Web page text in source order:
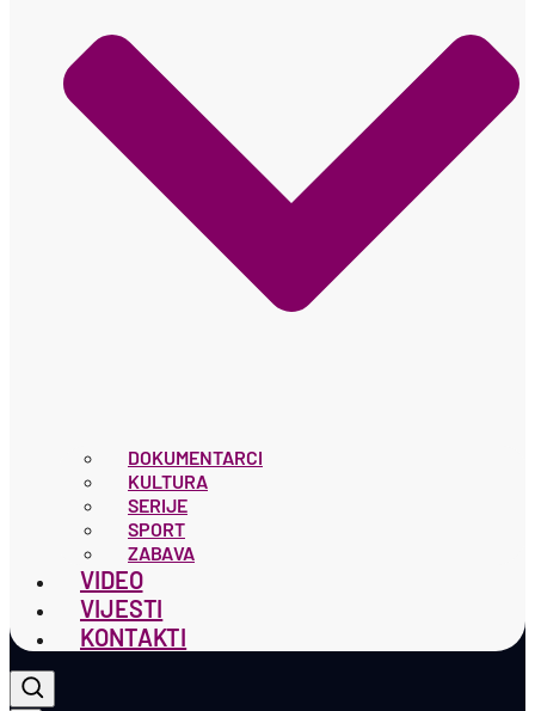
DOKUMENTARCI
KULTURA
SERIJE
SPORT
ZABAVA
VIDEO
VIJESTI
KONTAKTI